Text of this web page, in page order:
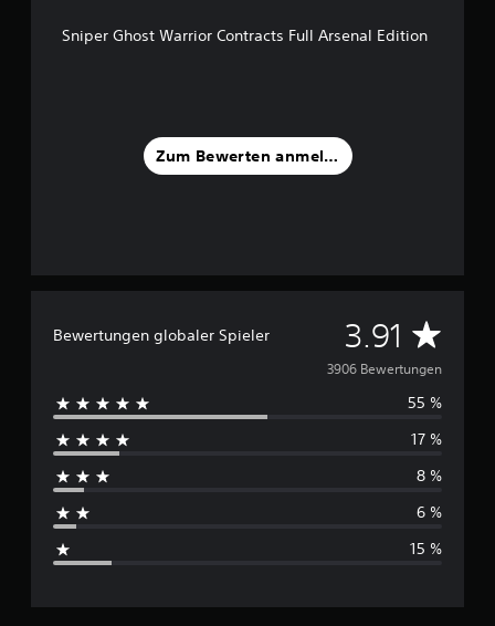
Sniper Ghost Warrior Contracts Full Arsenal Edition
Zum Bewerten anmelden
Bewertungen globaler Spieler 3.91 D
u
r
c
h
s
3906 Bewertungen
55 %
17 %
8 %
6 %
15 %